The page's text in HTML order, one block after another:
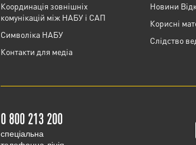
Координація зовнішніх
комунікацій між НАБУ і САП
Cимволіка НАБУ
Контакти для медіа
Новини
Корисні
Слідство
0 800 213 200
cпеціальна